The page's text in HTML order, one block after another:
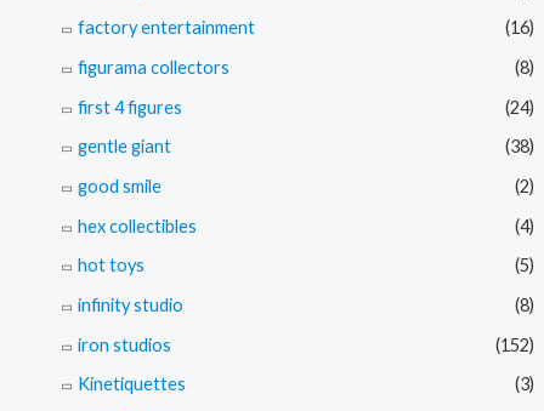
factory entertainment
(16)
figurama collectors
(8)
first 4 figures
(24)
gentle giant
(38)
good smile
(2)
hex collectibles
(4)
hot toys
(5)
infinity studio
(8)
iron studios
(152)
Kinetiquettes
(3)